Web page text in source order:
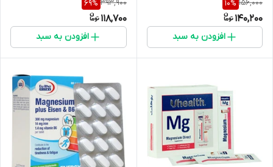
156,000
10%
140,200
افزودن به سبد
393,900
69%
118,700
افزودن به سبد